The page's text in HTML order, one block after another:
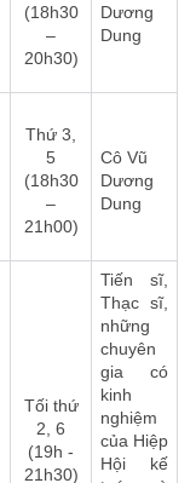
(18h30
–
20h30)
Dương
Dung
Thứ 3,
5
(18h30
–
21h00)
Cô Vũ
Dương
Dung
Tối thứ
2, 6
(19h -
21h30)
Tiến sĩ,
Thạc sĩ,
những
chuyên
gia có
kinh
nghiệm
của Hiệp
Hội kế